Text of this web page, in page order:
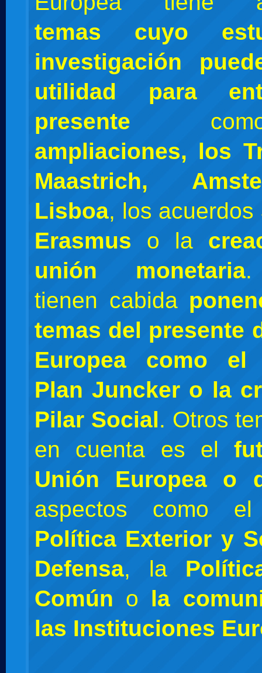
temas cuyo
investigación
utilidad para
presente
ampliaciones, los
Maastrich,
Lisboa, los acuerdos
Erasmus o la
unión monetaria.
tienen cabida
temas del presente
Europea como
Plan Juncker o la
Pilar Social. Otros
en cuenta es el
Unión Europea
o
aspectos como
Política Exterior y
Defensa, la
Común o la
las Instituciones